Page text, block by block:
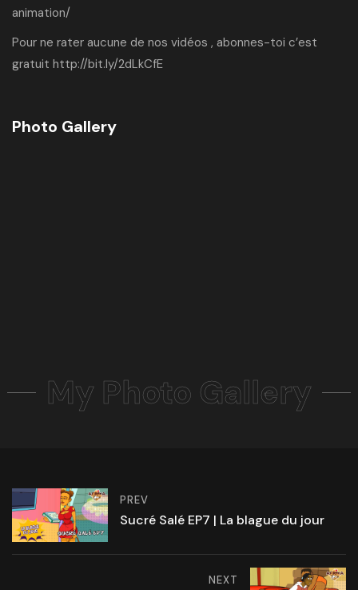
animation/
Pour ne rater aucune de nos vidéos , abonnes-toi c’est
gratuit http://bit.ly/2dLkCfE
Photo Gallery
My Photo Gallery
PREV
Sucré Salé EP7 | La blague du jour
NEXT